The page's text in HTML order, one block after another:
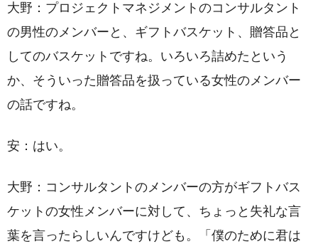
大野：プロジェクトマネジメントのコンサルタント
の男性のメンバーと、ギフトバスケット、贈答品と
してのバスケットですね。いろいろ詰めたという
か、そういった贈答品を扱っている女性のメンバー
の話ですね。
安：はい。
大野：コンサルタントのメンバーの方がギフトバス
ケットの女性メンバーに対して、ちょっと失礼な言
葉を言ったらしいんですけども。「僕のために君は